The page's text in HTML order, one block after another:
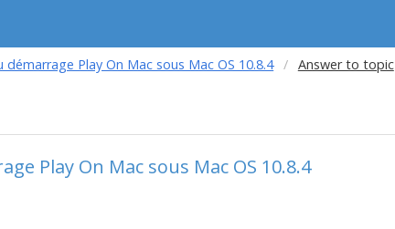
démarrage Play On Mac sous Mac OS 10.8.4 Answer to topic
Play On Mac sous Mac OS 10.8.4